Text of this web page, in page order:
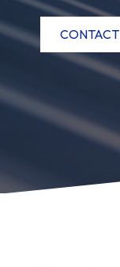
CONTACT